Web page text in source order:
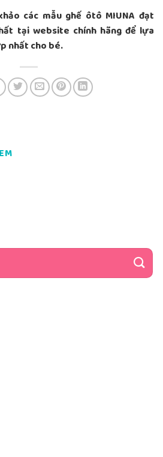
các mẫu ghế ôtô MIUNA đạt
tại website chính hãng để lựa
nhất cho bé.